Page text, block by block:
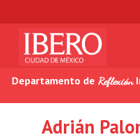
Departamento de Reflexión
Adrián